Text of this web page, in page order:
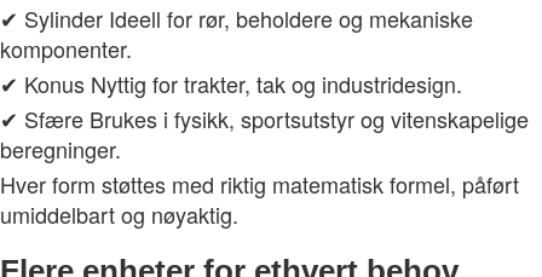
✔ Sylinder Ideell for rør, beholdere og mekaniske
komponenter.
✔ Konus Nyttig for trakter, tak og industridesign.
✔ Sfære Brukes i fysikk, sportsutstyr og vitenskapelige
beregninger.
Hver form støttes med riktig matematisk formel, påført
umiddelbart og nøyaktig.